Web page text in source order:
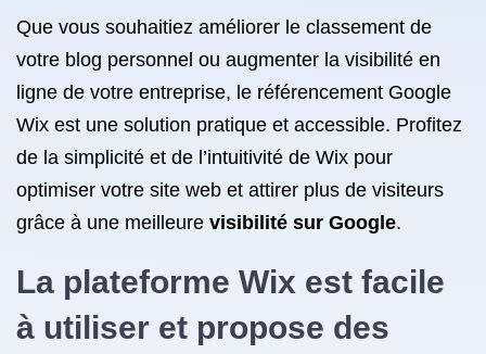
Que vous souhaitiez améliorer le classement de
votre blog personnel ou augmenter la visibilité en
ligne de votre entreprise, le référencement Google
Wix est une solution pratique et accessible. Profitez
de la simplicité et de l’intuitivité de Wix pour
optimiser votre site web et attirer plus de visiteurs
grâce à une meilleure visibilité sur Google.
La plateforme Wix est facile
à utiliser et propose des